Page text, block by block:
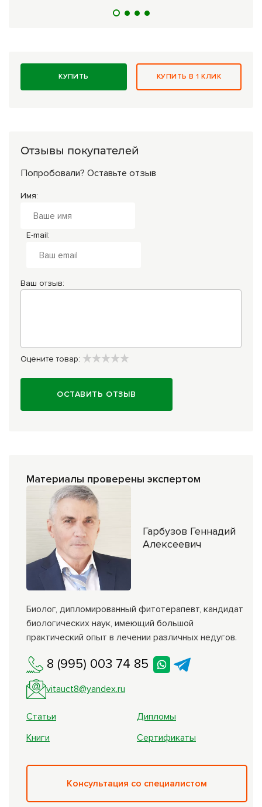
КУПИТЬ КУПИТЬ В 1 КЛИК
Отзывы покупателей
Попробовали? Оставьте отзыв
Имя:
E-mail:
Ваш отзыв:
Оцените товар:
ОСТАВИТЬ ОТЗЫВ
Материалы проверены экспертом
Биолог, дипломированный фитотерапевт, кандидат
биологических наук, имеющий большой
практический опыт в лечении различных недугов.
8 (995) 003 74 85
vitauct8@yandex.ru
Статьи
Дипломы
Книги
Сертификаты
Консультация со специалистом
Гарбузов Геннадий
Алексеевич